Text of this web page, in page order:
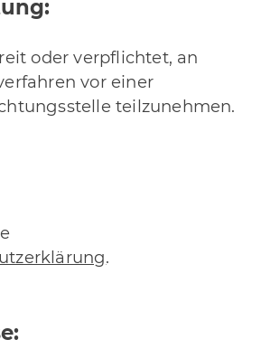
oder verpflichtet, an
vor einer
teilzunehmen.
.